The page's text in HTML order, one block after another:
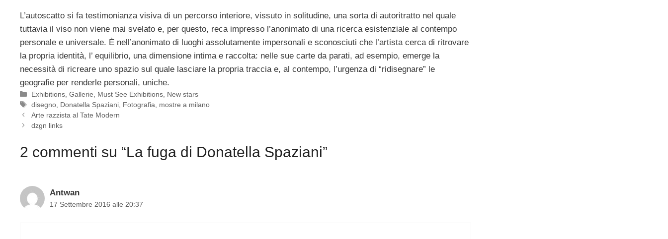
L’autoscatto si fa testimonianza visiva di un percorso interiore, vissuto in solitudine, una sorta di autoritratto nel quale
tuttavia il viso non viene mai svelato e, per questo, reca impresso l’anonimato di una ricerca esistenziale al contempo
personale e universale. È nell’anonimato di luoghi assolutamente impersonali e sconosciuti che l’artista cerca di ritrovare
la propria identità, l’ equilibrio, una dimensione intima e raccolta: nelle sue carte da parati, ad esempio, emerge la
necessità di ricreare uno spazio sul quale lasciare la propria traccia e, al contempo, l’urgenza di “ridisegnare” le
geografie per renderle personali, uniche.
Categorie
Exhibitions ,Gallerie Must See Exhibitions New stars
Tag
disegno Donatella Spaziani Fotografia
mostre a milano
Arte razzista al Tate Modern
dzgn links
2 commenti su “La fuga di Donatella Spaziani”
Antwan
17 Settembre 2016 alle 20:37